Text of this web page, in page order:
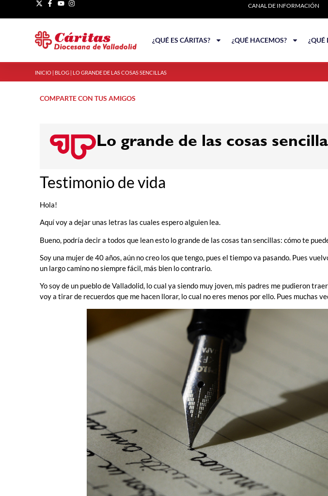
CANAL DE INFORMACIÓN
¿QUÉ ES CÁRITAS? ¿QUÉ HACEMOS? ¿QUÉ
INICIO | BLOG | LO GRANDE DE LAS COSAS SENCILLAS
COMPARTE CON TUS AMIGOS
Lo grande de las cosas
Testimonio de vida
Hola!
Aquí voy a dejar unas letras las cuales espero alguien lea.
Bueno, podría decir a todos que lean esto lo grande de las cosas tan sencillas: cómo te
Soy una mujer de 40 años, aún no creo los que tengo, pues el tiempo va pasando. Pues
un largo camino no siempre fácil, más bien lo contrario.
Yo soy de un pueblo de Valladolid, lo cual ya siendo muy joven, mis padres me pudieron
voy a tirar de recuerdos que me hacen llorar, lo cual no eres menos por ello. Pues muchas